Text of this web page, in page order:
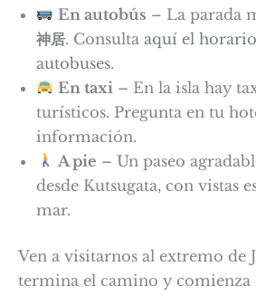
En autobús – La parada
神居. Consulta aquí el
autobuses.
En taxi – En la isla hay
turísticos. Pregunta en tu
información.
A pie – Un paseo
desde Kutsugata, con vistas
mar.
Ven a visitarnos al extremo de
termina el camino y comienza